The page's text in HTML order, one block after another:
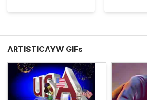
ARTISTICAYW GIFs